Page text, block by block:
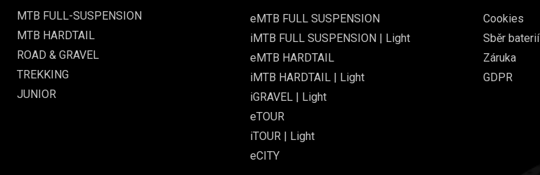
MTB FULL-SUSPENSION
MTB HARDTAIL
ROAD & GRAVEL
TREKKING
JUNIOR
eMTB FULL SUSPENSION
iMTB FULL SUSPENSION | Light
eMTB HARDTAIL
iMTB HARDTAIL | Light
iGRAVEL | Light
eTOUR
iTOUR | Light
eCITY
Cookies
Sběr baterií
Záruka
GDPR